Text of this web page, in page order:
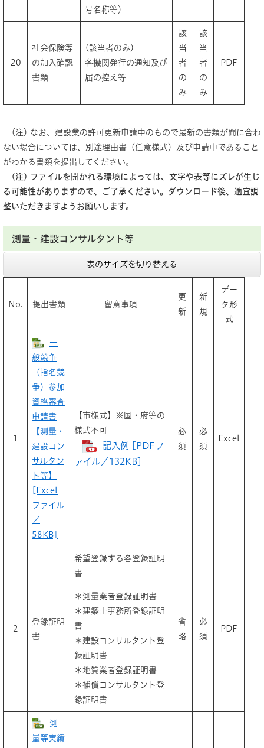
号名称等）
20
社会保険等
の加入確認
書類
(該当者のみ)
各機関発行の通知及び
届の控え等
該
当
者
の
み
該
当
者
の
み
PDF
(注) なお、建設業の許可更新申請中のもので最新の書類が間に合わ
ない場合については、別途理由書（任意様式）及び申請中であること
がわかる書類を提出してください。
(注) ファイルを開かれる環境によっては、文字や表等にズレが生じ
る可能性がありますので、ご了承ください。ダウンロード後、適宜調
整いただきますようお願いします。​
測量・建設コンサルタント等
表のサイズを切り替える
No. 提出書類 留意事項
更
新
新
規
デー
タ形
式
1
一
般競争
（指名競
争）参加
資格審査
申請書
【測量・
建設コン
サルタン
ト等】
[Excel
ファイル
／
58KB]
【市様式】※国・府等の
様式不可
記入例 [PDFフ
ァイル／132KB]
必
須
必
須
Excel
2
登録証明
書
希望登録する各登録証明
書
＊測量業者登録証明書
＊建築士事務所登録証明
書
＊建設コンサルタント登
録証明書
＊地質業者登録証明書
＊補償コンサルタント登
録証明書
省
略
必
須
PDF
測
量等実績